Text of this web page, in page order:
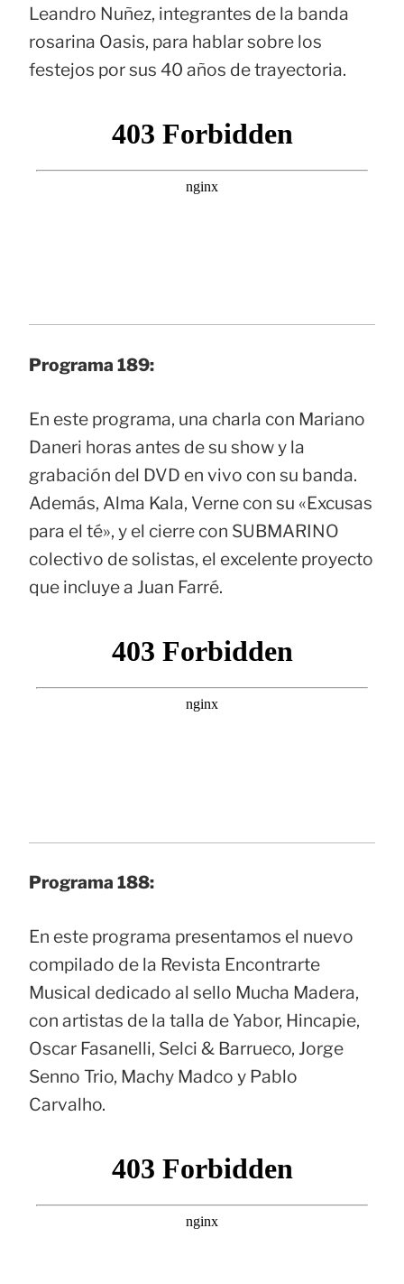
Leandro Nuñez, integrantes de la banda
rosarina Oasis, para hablar sobre los
festejos por sus 40 años de trayectoria.
Programa 189:
En este programa, una charla con Mariano
Daneri horas antes de su show y la
grabación del DVD en vivo con su banda.
Además, Alma Kala, Verne con su «Excusas
para el té», y el cierre con SUBMARINO
colectivo de solistas, el excelente proyecto
que incluye a Juan Farré.
Programa 188:
En este programa presentamos el nuevo
compilado de la Revista Encontrarte
Musical dedicado al sello Mucha Madera,
con artistas de la talla de Yabor, Hincapie,
Oscar Fasanelli, Selci & Barrueco, Jorge
Senno Trio, Machy Madco y Pablo
Carvalho.